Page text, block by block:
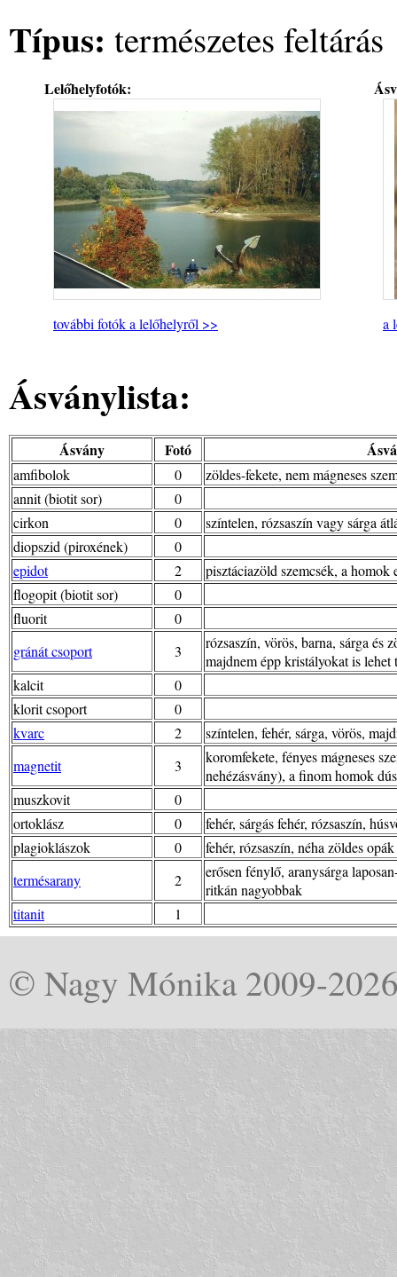
Típus: természetes feltárás
Lelőhelyfotók:
további fotók a lelőhelyről >> a
Ásványlista:
Ásvány Fotó
amfibolok 0
zöldes-fekete, nem mágneses
annit (biotit sor)
0
cirkon
0
színtelen, rózsaszín vagy sárga
diopszid (piroxének)
0
epidot
2
pisztáciazöld szemcsék, a homok
flogopit (biotit sor)
0
fluorit
0
gránát csoport
3
rózsaszín, vörös, barna, sárga és
majdnem épp kristályokat is lehet
kalcit
0
klorit csoport
0
kvarc
2
színtelen, fehér, sárga, vörös,
magnetit
3
koromfekete, fényes mágneses
nehézásvány), a finom homok
muszkovit
0
ortoklász
0
fehér, sárgás fehér, rózsaszín,
plagioklászok
0
fehér, rózsaszín, néha zöldes
termésarany
2
erősen fénylő, aranysárga
ritkán nagyobbak
titanit
1
© Nagy Mónika 2009-